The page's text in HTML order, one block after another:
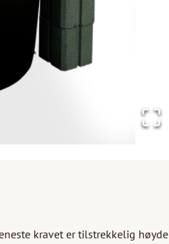
kravet er tilstrekkelig høyde